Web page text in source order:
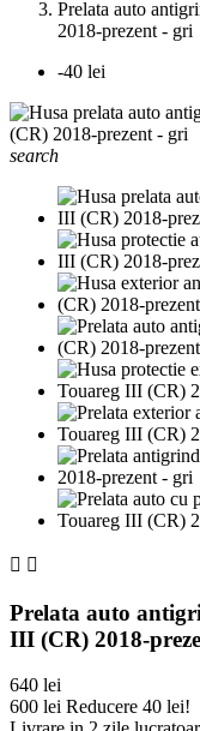
Prelata auto
2018-prezent - gri
-40 lei
search
 
Prelata auto
III (CR) 2018-
640 lei
600 lei Reducere 40 lei!